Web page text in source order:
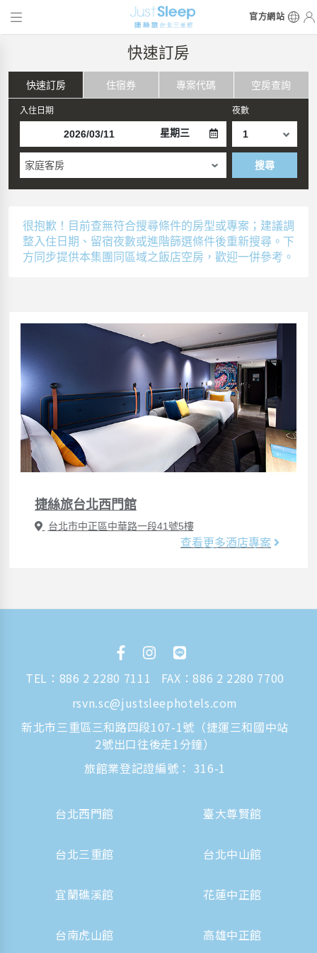
官方網站
快速訂房
快速訂房 住宿券 專案代碼 空房查詢
入住日期
星期三
夜數
家庭客房 搜尋
很抱歉！目前查無符合搜尋條件的房型或專案；建議調
整入住日期、留宿夜數或進階篩選條件後重新搜尋。下
方同步提供本集團同區域之飯店空房，歡迎一併參考。
捷絲旅台北西門館
台北市中正區中華路一段41號5樓
查看更多酒店專案
TEL： 886 2 2280 7111
FAX：886 2 2280 7700
rsvn.sc@justsleephotels.com
新北市三重區三和路四段107-1號（捷運三和國中站
2號出口往後走1分鐘）
旅館業登記證編號： 316-1
台北西門館 臺大尊賢館
台北三重館 台北中山館
宜蘭礁溪館 花蓮中正館
台南虎山館 高雄中正館